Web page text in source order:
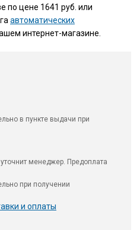
по цене 1641 руб. или
автоматических
интернет-магазине.
в пункте выдачи при
менеджер. Предоплата
при получении
и оплаты